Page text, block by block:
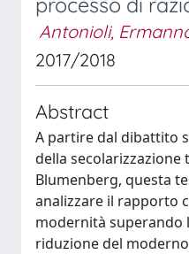
Antonioli,
2017/2018
Abstract
A partire dal dibattito
della secolarizzazione
Blumenberg, questa
analizzare il rapporto
modernità superando
riduzione del